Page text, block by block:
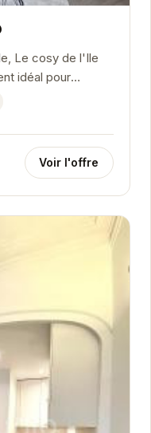
Le cosy de l'Ile
idéal pour
atmosphère...
Voir l'offre